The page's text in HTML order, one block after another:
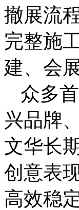
撤展流
完整施
建、会
众多
兴品牌
文华长
创意表
高效稳